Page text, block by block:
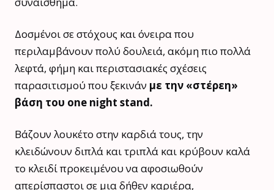
Δοσμένοι σε στόχους και όνειρα που
περιλαμβάνουν πολύ δουλειά, ακόμη πιο πολλά
λεφτά, φήμη και περιστασιακές σχέσεις
παρασιτισμού που ξεκινάν με την «στέρεη»
βάση του one night stand.
Βάζουν λουκέτο στην καρδιά τους, την
κλειδώνουν διπλά και τριπλά και κρύβουν καλά
το κλειδί προκειμένου να αφοσιωθούν
απερίσπαστοι σε μια δήθεν καριέρα,